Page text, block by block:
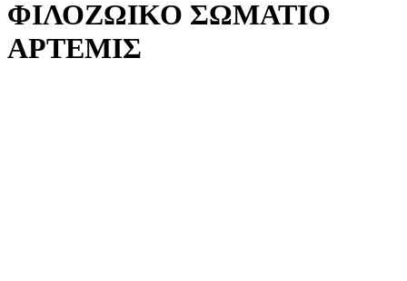
ΦΙΛΟΖΩΙΚΟ ΣΩΜΑΤΙΟ
ΑΡΤΕΜΙΣ